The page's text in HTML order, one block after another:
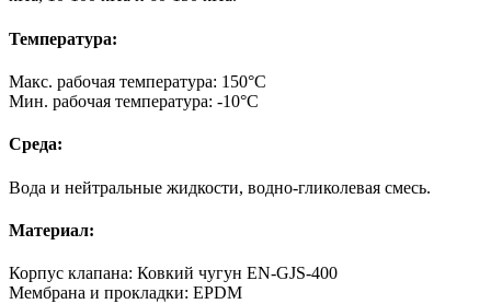
Температура:
Макс. рабочая температура: 150°C
Мин. рабочая температура: -10°C
Среда:
Вода и нейтральные жидкости, водно-гликолевая смесь.
Материал:
Корпус клапана: Ковкий чугун EN-GJS-400
Мембрана и прокладки: EPDM